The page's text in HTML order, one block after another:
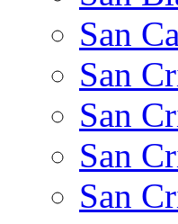
San
San
San
San
San